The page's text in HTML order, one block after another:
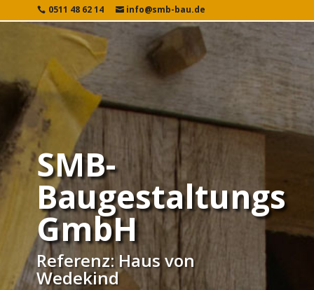
0511 48 62 14 info@smb-bau.de
SMB-
Baugestaltungs
GmbH
Referenz: Haus von
Wedekind